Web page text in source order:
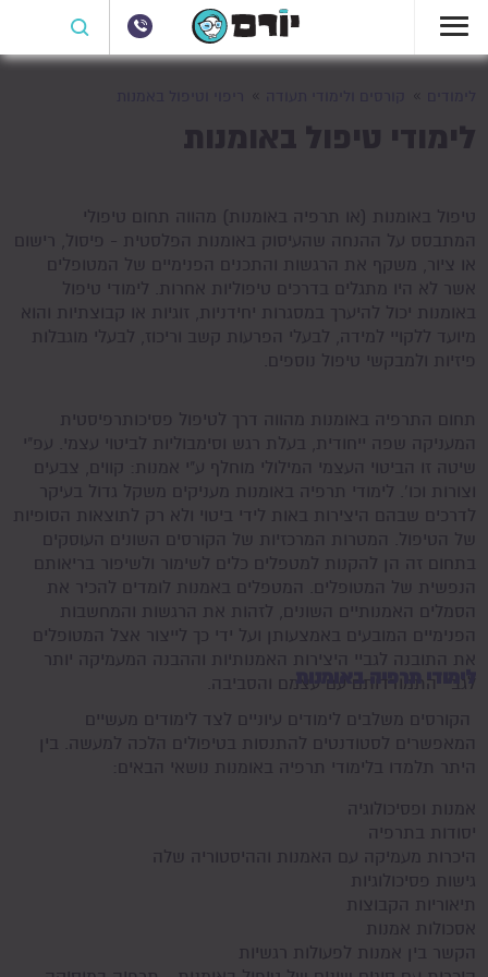
לימודי טיפול באומנות
טיפול באומנות (או תרפיה באומנות) מהווה תחום טיפולי
המתבסס על ההנחה שהעיסוק באומנות הפלסטית - פיסול, רישום
או ציור, משקף את הרגשות והתכנים הפנימיים של המטופלים
אשר לא היו מתגלים בדרכים טיפוליות אחרות. לימודי טיפול
באומנות יכול להיערך במסגרות יחידניות, זוגיות או קבוצתיות והוא
מיועד ללקויי למידה, לבעלי הפרעות קשב וריכוז, לבעלי מוגבלות
פיזיות ולמבקשי טיפול נוספים.
תחום התרפיה באומנות מהווה דרך לטיפול פסיכותרפיסטית
המעניקה שפה ייחודית, בעלת רגש וסימבוליות לביטוי עצמי. עפ"י
שיטה זו הביטוי העצמי המילולי מוחלף ע"י אמנות: קווים, צבעים
וצורות וכו'. לימודי תרפיה באומנות מעניקים משקל גדול בעיקר
לדרכים שבהם היצירות באות לידי ביטוי ולא רק לתוצאות הסופיות
של הטיפול. המטרות המרכזיות של הקורסים השונים העוסקים
בתחום זה הן להקנות למטפלים כלים לשימור ולשיפור בריאותם
הנפשית של המטופלים. המטפלים באמנות לומדים להכיר את
הסמלים האמנותיים השונים, לזהות את הרגשות והמחשבות
הפנימיים המובעים באמצעותן ועל ידי כך לייצור אצל המטופלים
את התובנה לגביי היצירות האמנותיות וההבנה המעמיקה יותר
לגביי התמודדותם עם עצמם והסביבה.
לימודי תרפיה באומנות
הקורסים משלבים לימודים עיוניים לצד לימודים מעשיים
המאפשרים לסטודנטים להתנסות בטיפולים הלכה למעשה. בין
היתר תלמדו בלימודי תרפיה באומנות נושאי הבאים:
אמנות ופסיכולוגיה
יסודות בתרפיה
היכרות מעמיקה עם האמנות וההיסטוריה שלה
גישות פסיכולוגיות
תיאוריות הקבוצות
אסכולות אמנות
הקשר בין אמנות לפעולות רגשיות